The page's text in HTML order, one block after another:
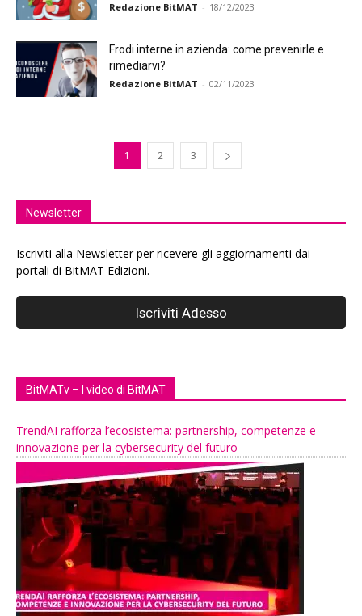
Redazione BitMAT - 18/12/2023
Frodi interne in azienda: come prevenirle e
rimediarvi?
Redazione BitMAT - 02/11/2023
1 2 3
Newsletter
Iscriviti alla Newsletter per ricevere gli aggiornamenti dai
portali di BitMAT Edizioni.
BitMATv – I video di BitMAT
TrendAI rafforza l’ecosistema: partnership, competenze e
innovazione per la cybersecurity del futuro